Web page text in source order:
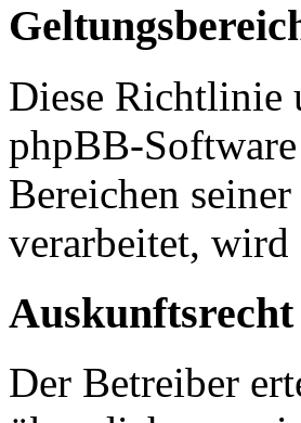
Diese Richtlinie
phpBB-
Bereichen
verarbeitet, wird
Auskunftsrecht
Der Betreiber